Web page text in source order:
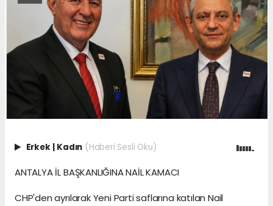
Erkek | Kadın (Haberi Sesli Oku)
ANTALYA İL BAŞKANLIĞINA NAİL KAMACI
CHP'den ayrılarak Yeni Parti saflarına katılan Nail